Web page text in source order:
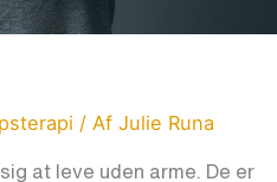
/ Af Julie Runa
at leve uden arme. De er